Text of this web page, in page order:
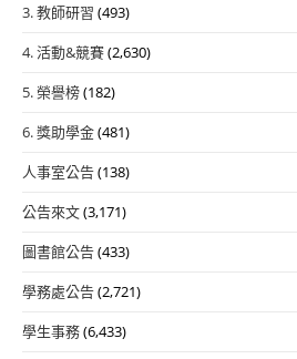
3. 教師研習 (493)
4. 活動&競賽(2,630)
5. 榮譽榜(182)
6. 獎助學金(481)
人事室公告(138)
公告來文(3,171)
圖書館公告(433)
學務處公告(2,721)
學生事務(6,433)